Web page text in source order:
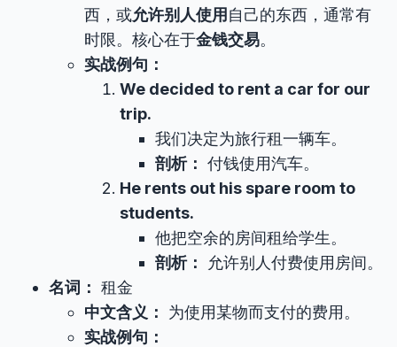
西，或允许别人使用 自己的东西，通常有
时限。核心在于金钱交易。
实战例句：
We decided to rent a car for our
trip.
我们决定为旅行租一辆车。
剖析： 付钱使用汽车。
He rents out his spare room to
students.
他把空余的房间租给学生。
剖析：
允许别人付费使用房间。
名词： 租金
中文含义：
为使用某物而支付的费用。
实战例句：